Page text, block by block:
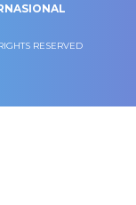
RESERVED